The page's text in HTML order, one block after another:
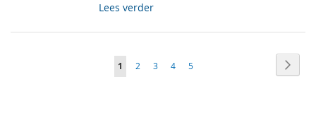
Lees verder
Pagina
U1 Pagina
2 Pagina
3 Pagina
4 Pagina
5